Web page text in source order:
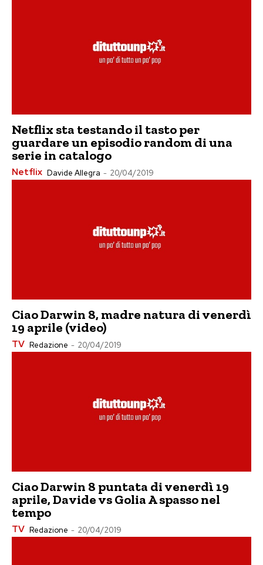
Netflix sta testando il tasto per
guardare un episodio random di una
serie in catalogo
Netflix Davide Allegra - 20/04/2019
Ciao Darwin 8, madre natura di venerdì
19 aprile (video)
TV Redazione - 20/04/2019
Ciao Darwin 8 puntata di venerdì 19
aprile, Davide vs Golia A spasso nel
tempo
TV Redazione - 20/04/2019